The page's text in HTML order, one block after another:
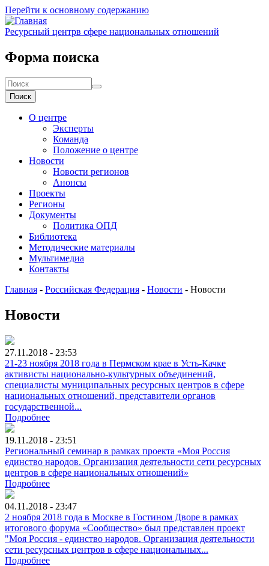
Перейти к основному содержанию
Ресурсный центрв сфере национальных отношений
Форма поиска
Поиск
О центре
Эксперты
Команда
Положение о центре
Новости
Новости регионов
Анонсы
Проекты
Регионы
Документы
Политика ОПД
Библиотека
Методические материалы
Мультимедиа
Контакты
Главная - Российская Федерация - Новости - Новости
Новости
27.11.2018 - 23:53
21-23 ноября 2018 года в Пермском крае в Усть-Качке
активисты национально-культурных объединений,
специалисты муниципальных ресурсных центров в сфере
национальных отношений, представители органов
государственной...
Подробнее
19.11.2018 - 23:51
Региональный семинар в рамках проекта «Моя Россия
единство народов. Организация деятельности сети ресурсных
центров в сфере национальных отношений»
Подробнее
04.11.2018 - 23:47
2 ноября 2018 года в Москве в Гостином Дворе в рамках
итогового форума «Сообщество» был представлен проект
"Моя Россия - единство народов. Организация деятельности
сети ресурсных центров в сфере национальных...
Подробнее